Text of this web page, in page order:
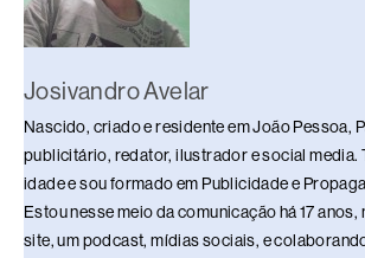
Josivandro Avelar
Nascido, criado e residente em João Pessoa,
publicitário, redator, ilustrador e social media.
idade e sou formado em Publicidade e
Estou nesse meio da comunicação há 17 anos,
site, um podcast, mídias sociais, e